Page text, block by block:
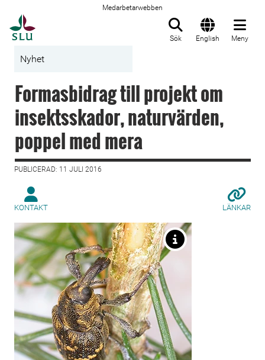
Medarbetarwebben
Sök English Meny
Nyhet
Formasbidrag till projekt om
insektsskador, naturvärden,
poppel med mera
PUBLICERAD: 11 JULI 2016
KONTAKT LÄNKAR